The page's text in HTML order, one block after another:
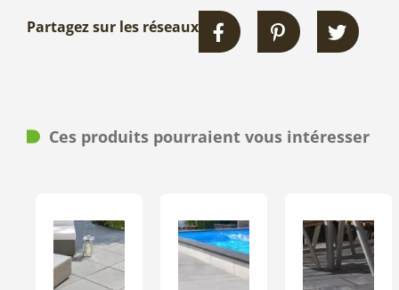
Partagez sur les réseaux
Ces produits pourraient vous intéresser